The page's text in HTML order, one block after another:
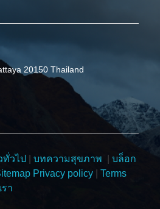
20150 Thailand
ทั่วไป บทความสุขภาพ
บล็อก
Privacy policy
Terms
า